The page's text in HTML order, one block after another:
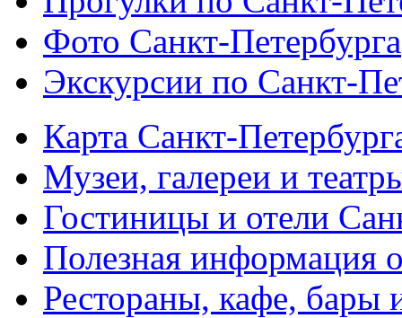
Фото Санкт-Петербурга
Экскурсии по Санкт-
Карта Санкт-
Музеи, галереи и
Гостиницы и отели
Полезная информация
Рестораны, кафе, бары